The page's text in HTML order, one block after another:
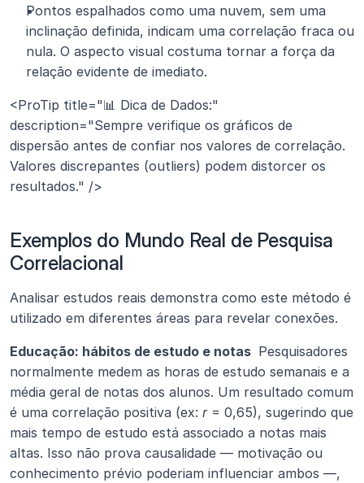
Pontos espalhados como uma nuvem, sem uma
inclinação definida, indicam uma correlação fraca ou
nula. O aspecto visual costuma tornar a força da
relação evidente de imediato.
<ProTip title="📊 Dica de Dados:"
description="Sempre verifique os gráficos de
dispersão antes de confiar nos valores de correlação.
Valores discrepantes (outliers) podem distorcer os
resultados." />
Exemplos do Mundo Real de Pesquisa
Correlacional
Analisar estudos reais demonstra como este método é
utilizado em diferentes áreas para revelar conexões.
Educação: hábitos de estudo e notas Pesquisadores
normalmente medem as horas de estudo semanais e a
média geral de notas dos alunos. Um resultado comum
é uma correlação positiva (ex: r = 0,65), sugerindo que
mais tempo de estudo está associado a notas mais
altas. Isso não prova causalidade — motivação ou
conhecimento prévio poderiam influenciar ambos —,